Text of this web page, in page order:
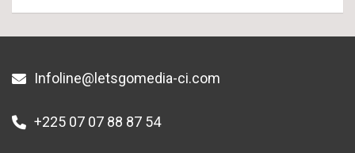
Infoline@letsgomedia-ci.com
+225 07 07 88 87 54